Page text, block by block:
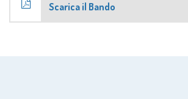
Scarica il Bando